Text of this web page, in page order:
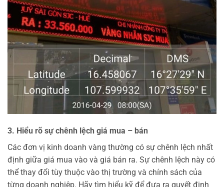
3. Hiểu rõ sự chênh lệch giá mua – bán
Các đơn vị kinh doanh vàng thường có sự chênh lệch nhất
định giữa giá mua vào và giá bán ra. Sự chênh lệch này có
thể thay đổi tùy thuộc vào thị trường và chính sách của
từng doanh nghiệp. Hãy tìm hiểu kỹ để đưa ra quyết định